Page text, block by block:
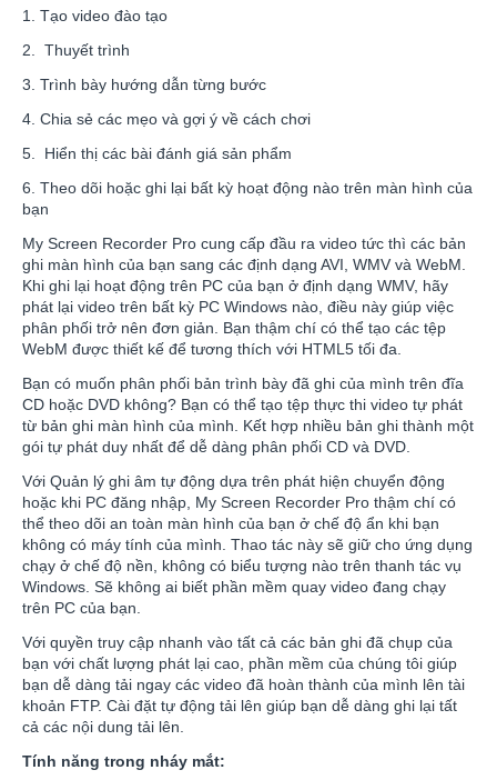
1. Tạo video đào tạo
2. Thuyết trình
3. Trình bày hướng dẫn từng bước
4. Chia sẻ các mẹo và gợi ý về cách chơi
5. Hiển thị các bài đánh giá sản phẩm
6. Theo dõi hoặc ghi lại bất kỳ hoạt động nào trên màn hình của
bạn
My Screen Recorder Pro cung cấp đầu ra video tức thì các bản
ghi màn hình của bạn sang các định dạng AVI, WMV và WebM.
Khi ghi lại hoạt động trên PC của bạn ở định dạng WMV, hãy
phát lại video trên bất kỳ PC Windows nào, điều này giúp việc
phân phối trở nên đơn giản. Bạn thậm chí có thể tạo các tệp
WebM được thiết kế để tương thích với HTML5 tối đa.
Bạn có muốn phân phối bản trình bày đã ghi của mình trên đĩa
CD hoặc DVD không? Bạn có thể tạo tệp thực thi video tự phát
từ bản ghi màn hình của mình. Kết hợp nhiều bản ghi thành một
gói tự phát duy nhất để dễ dàng phân phối CD và DVD.
Với Quản lý ghi âm tự động dựa trên phát hiện chuyển động
hoặc khi PC đăng nhập, My Screen Recorder Pro thậm chí có
thể theo dõi an toàn màn hình của bạn ở chế độ ẩn khi bạn
không có máy tính của mình. Thao tác này sẽ giữ cho ứng dụng
chạy ở chế độ nền, không có biểu tượng nào trên thanh tác vụ
Windows. Sẽ không ai biết phần mềm quay video đang chạy
trên PC của bạn.
Với quyền truy cập nhanh vào tất cả các bản ghi đã chụp của
bạn với chất lượng phát lại cao, phần mềm của chúng tôi giúp
bạn dễ dàng tải ngay các video đã hoàn thành của mình lên tài
khoản FTP. Cài đặt tự động tải lên giúp bạn dễ dàng ghi lại tất
cả các nội dung tải lên.
Tính năng trong nháy mắt: